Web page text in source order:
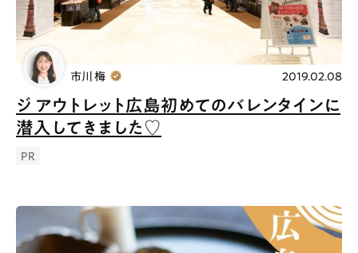
ジ アウトレット広島初めてのバレンタインに
潜入してきました♡
PR
市川 梅 2019.02.08